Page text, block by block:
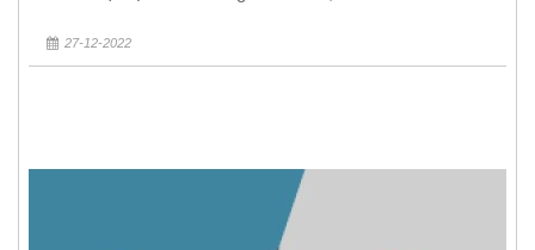
27-12-2022